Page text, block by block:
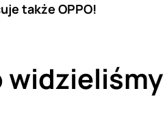
także OPPO!
widzieliśmy